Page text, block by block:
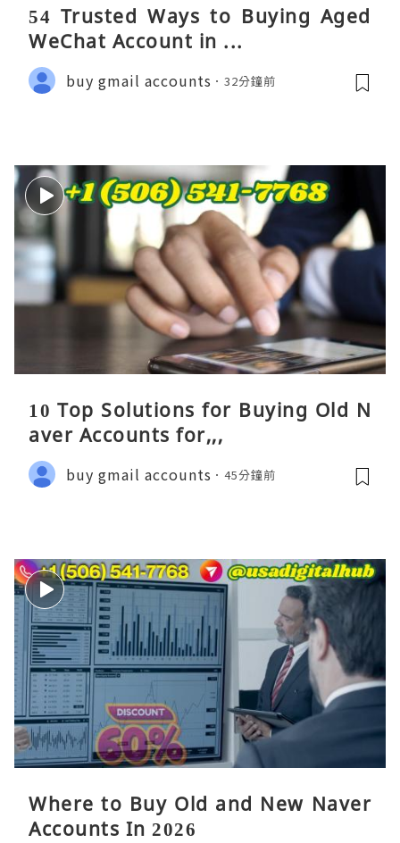
54 Trusted Ways to Buying Aged
WeChat Account in ...
buy gmail accounts 32分鐘前
10 Top Solutions for Buying Old N
aver Accounts for,,,
buy gmail accounts 45分鐘前
Where to Buy Old and New Naver
Accounts In 2026